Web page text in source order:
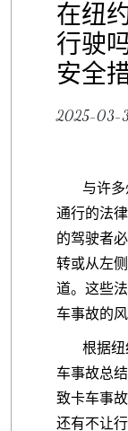
在纽
行驶
安全
2025-03-
与许
通行的法
的驾驶者
转或从左
道。这些
车事故的风
根据
车事故总
致卡车事
还有不让行